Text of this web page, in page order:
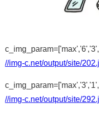
//img-c.net/output/site/
//img-c.net/output/site/